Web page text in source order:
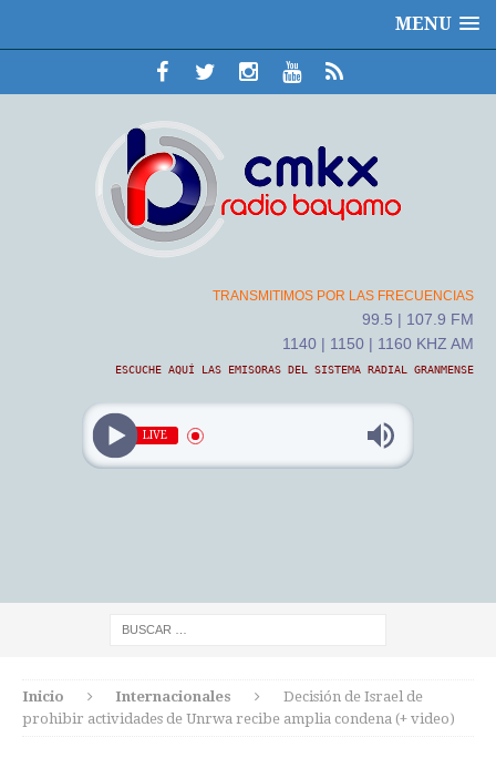
MENU
TRANSMITIMOS POR LAS FRECUENCIAS
99.5 | 107.9 FM
1140 | 1150 | 1160 KHZ AM
ESCUCHE AQUÍ LAS EMISORAS DEL SISTEMA RADIAL GRANMENSE
LIVE
Inicio Internacionales
Decisión de Israel de
prohibir actividades de Unrwa recibe amplia condena (+ video)